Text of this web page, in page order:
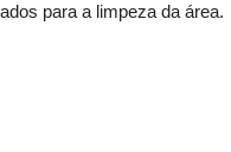
para a limpeza da área.